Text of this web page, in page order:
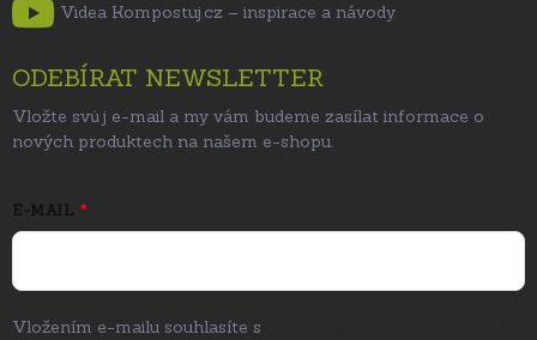
Videa Kompostuj.cz – inspirace a návody
ODEBÍRAT NEWSLETTER
Vložte svůj e-mail a my vám budeme zasílat informace o
nových produktech na našem e-shopu.
E-MAIL
Vložením e-mailu souhlasíte s